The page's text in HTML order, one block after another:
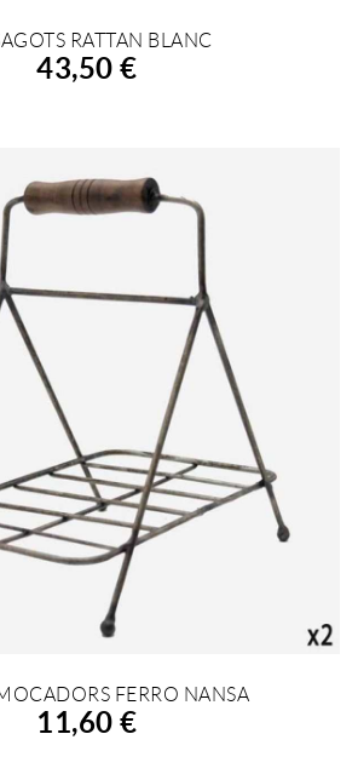
A LA COMPRA
RATTAN BLANC
43,50 €
A LA COMPRAFERRO NANSA
11,60 €